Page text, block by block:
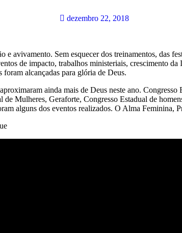
dezembro 22, 2018
avivamento. Sem esquecer dos treinamentos, das
de impacto, trabalhos ministeriais, crescimento
foram alcançadas para glória de Deus.
ainda mais de Deus neste ano.
Mulheres, Geraforte, Congresso Estadual de
alguns dos eventos realizados. O Alma Feminina,